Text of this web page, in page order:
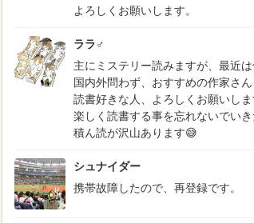
よろしくお願いします。
ララ♂
主にミステリー読みますが、最近
国内外問わず、おすすめの作家さ
読書好きな人、よろしくお願いしま
楽しく読書する事を忘れないでいき
積ん読が沢山あります😅
シュナイダー
携帯故障したので、再登録です。